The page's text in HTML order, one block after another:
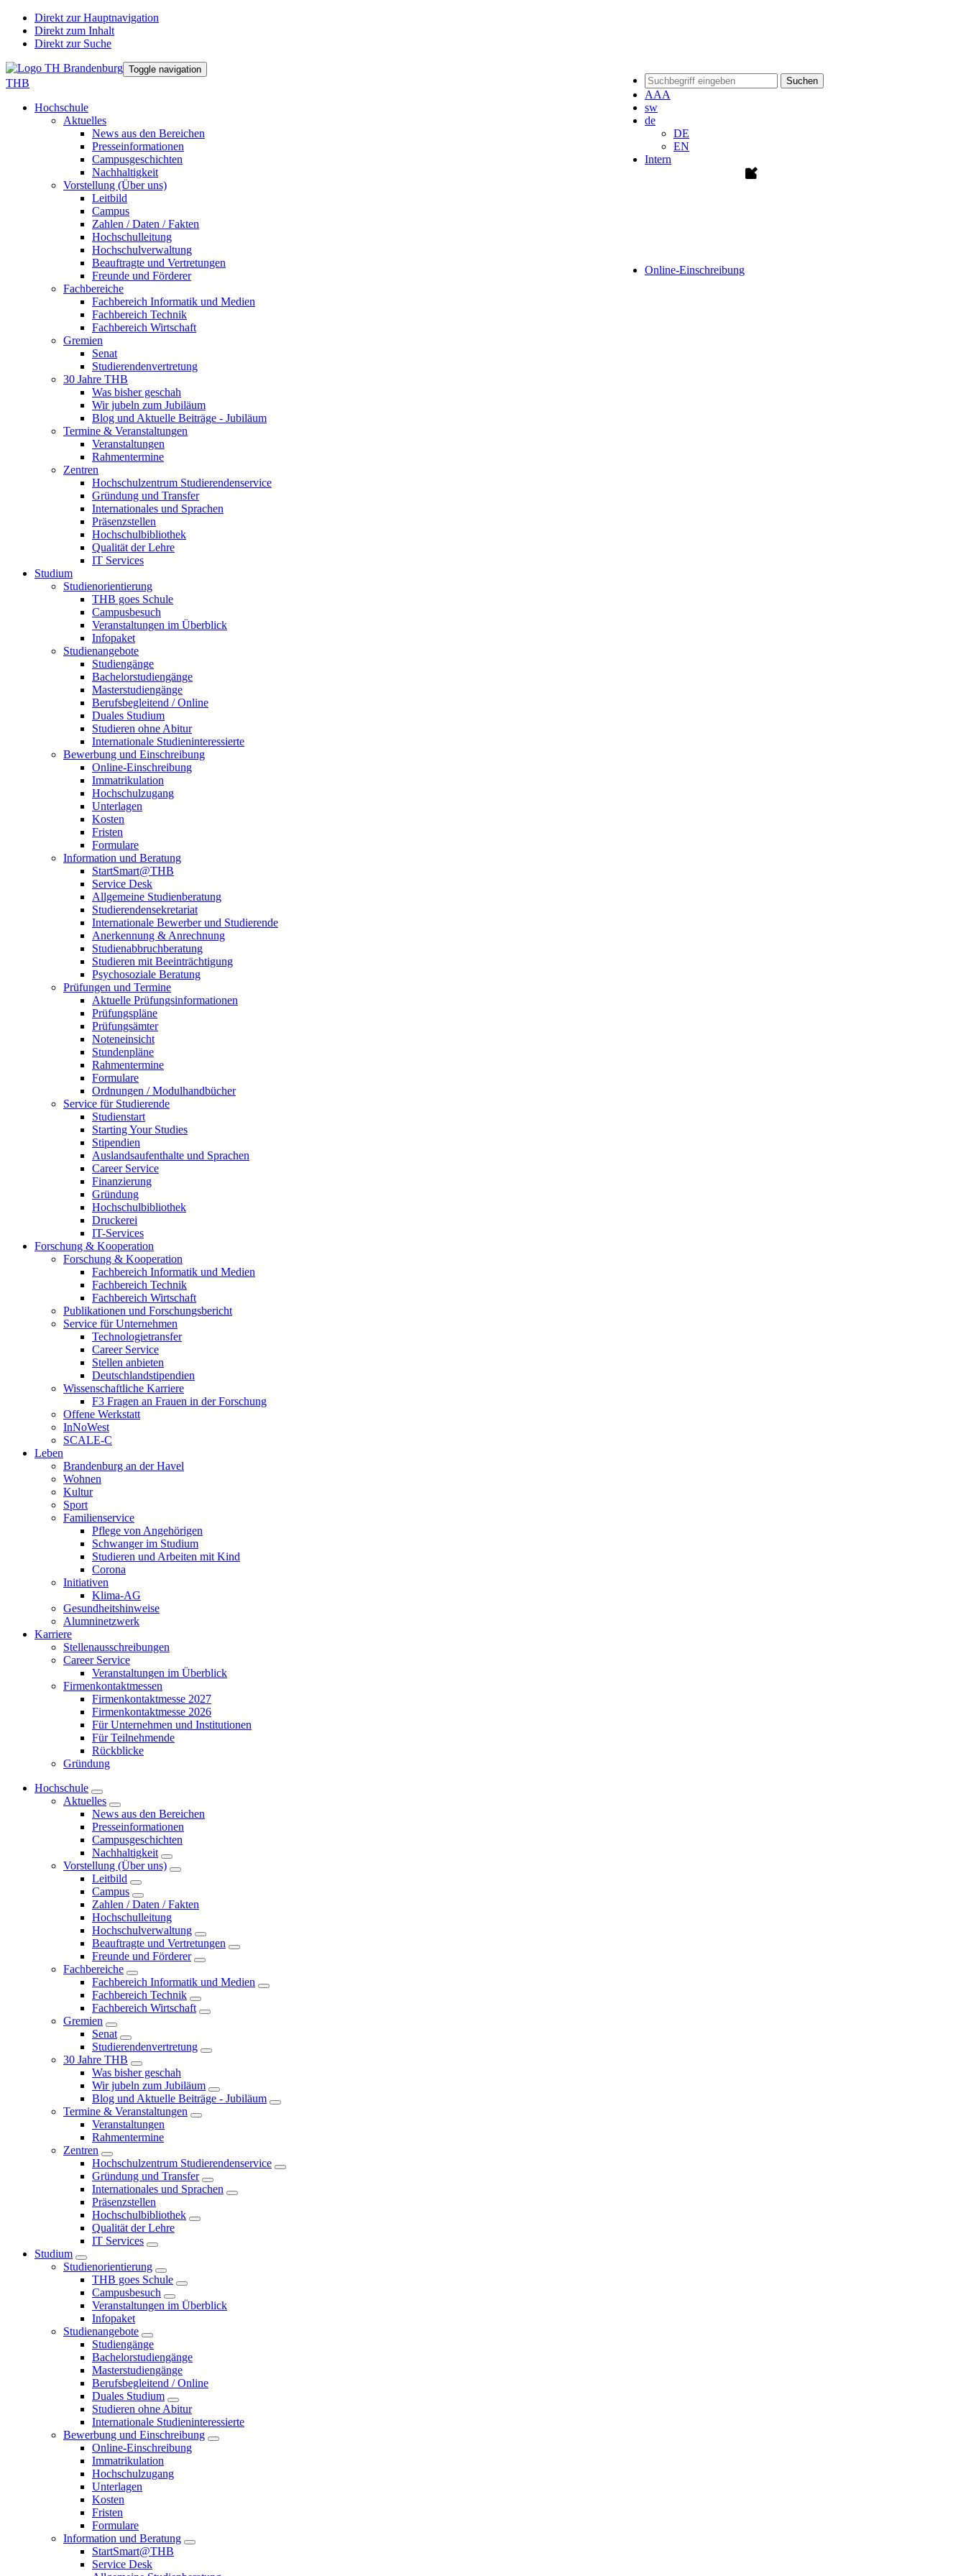
Direkt zur Hauptnavigation
Direkt zum Inhalt
Direkt zur Suche
Suchen
AAA
sw
de
DE
EN
Intern
Online-Einschreibung
Toggle navigation
THB
Hochschule
Aktuelles
News aus den Bereichen
Presseinformationen
Campusgeschichten
Nachhaltigkeit
Vorstellung (Über uns)
Leitbild
Campus
Zahlen / Daten / Fakten
Hochschulleitung
Hochschulverwaltung
Beauftragte und Vertretungen
Freunde und Förderer
Fachbereiche
Fachbereich Informatik und Medien
Fachbereich Technik
Fachbereich Wirtschaft
Gremien
Senat
Studierendenvertretung
30 Jahre THB
Was bisher geschah
Wir jubeln zum Jubiläum
Blog und Aktuelle Beiträge - Jubiläum
Termine & Veranstaltungen
Veranstaltungen
Rahmentermine
Zentren
Hochschulzentrum Studierendenservice
Gründung und Transfer
Internationales und Sprachen
Präsenzstellen
Hochschulbibliothek
Qualität der Lehre
IT Services
Studium
Studienorientierung
THB goes Schule
Campusbesuch
Veranstaltungen im Überblick
Infopaket
Studienangebote
Studiengänge
Bachelorstudiengänge
Masterstudiengänge
Berufsbegleitend / Online
Duales Studium
Studieren ohne Abitur
Internationale Studieninteressierte
Bewerbung und Einschreibung
Online-Einschreibung
Immatrikulation
Hochschulzugang
Unterlagen
Kosten
Fristen
Formulare
Information und Beratung
StartSmart@THB
Service Desk
Allgemeine Studienberatung
Studierendensekretariat
Internationale Bewerber und Studierende
Anerkennung & Anrechnung
Studienabbruchberatung
Studieren mit Beeinträchtigung
Psychosoziale Beratung
Prüfungen und Termine
Aktuelle Prüfungsinformationen
Prüfungspläne
Prüfungsämter
Noteneinsicht
Stundenpläne
Rahmentermine
Formulare
Ordnungen / Modulhandbücher
Service für Studierende
Studienstart
Starting Your Studies
Stipendien
Auslandsaufenthalte und Sprachen
Career Service
Finanzierung
Gründung
Hochschulbibliothek
Druckerei
IT-Services
Forschung & Kooperation
Forschung & Kooperation
Fachbereich Informatik und Medien
Fachbereich Technik
Fachbereich Wirtschaft
Publikationen und Forschungsbericht
Service für Unternehmen
Technologietransfer
Career Service
Stellen anbieten
Deutschlandstipendien
Wissenschaftliche Karriere
F3 Fragen an Frauen in der Forschung
Offene Werkstatt
InNoWest
SCALE-C
Leben
Brandenburg an der Havel
Wohnen
Kultur
Sport
Familienservice
Pflege von Angehörigen
Schwanger im Studium
Studieren und Arbeiten mit Kind
Corona
Initiativen
Klima-AG
Gesundheitshinweise
Alumninetzwerk
Karriere
Stellenausschreibungen
Career Service
Veranstaltungen im Überblick
Firmenkontaktmessen
Firmenkontaktmesse 2027
Firmenkontaktmesse 2026
Für Unternehmen und Institutionen
Für Teilnehmende
Rückblicke
Gründung
Hochschule
Aktuelles
News aus den Bereichen
Presseinformationen
Campusgeschichten
Nachhaltigkeit
Vorstellung (Über uns)
Leitbild
Campus
Zahlen / Daten / Fakten
Hochschulleitung
Hochschulverwaltung
Beauftragte und Vertretungen
Freunde und Förderer
Fachbereiche
Fachbereich Informatik und Medien
Fachbereich Technik
Fachbereich Wirtschaft
Gremien
Senat
Studierendenvertretung
30 Jahre THB
Was bisher geschah
Wir jubeln zum Jubiläum
Blog und Aktuelle Beiträge - Jubiläum
Termine & Veranstaltungen
Veranstaltungen
Rahmentermine
Zentren
Hochschulzentrum Studierendenservice
Gründung und Transfer
Internationales und Sprachen
Präsenzstellen
Hochschulbibliothek
Qualität der Lehre
IT Services
Studium
Studienorientierung
THB goes Schule
Campusbesuch
Veranstaltungen im Überblick
Infopaket
Studienangebote
Studiengänge
Bachelorstudiengänge
Masterstudiengänge
Berufsbegleitend / Online
Duales Studium
Studieren ohne Abitur
Internationale Studieninteressierte
Bewerbung und Einschreibung
Online-Einschreibung
Immatrikulation
Hochschulzugang
Unterlagen
Kosten
Fristen
Formulare
Information und Beratung
StartSmart@THB
Service Desk